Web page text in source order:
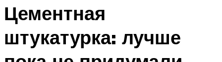
Цементная
штукатурка: лучше